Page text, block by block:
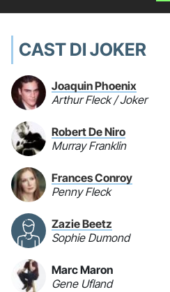
CAST DI JOKER
Joaquin Phoenix
Arthur Fleck / Joker
Robert De Niro
Murray Franklin
Frances Conroy
Penny Fleck
Zazie Beetz
Sophie Dumond
Marc Maron
Gene Ufland